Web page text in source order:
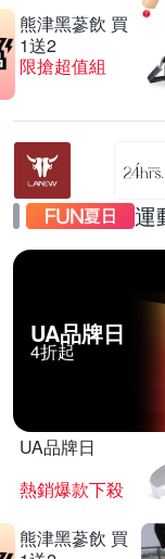
熊津黑蔘飲 買
1送2
限搶超值組
運
UA品牌日
4折起
UA品牌日
熱銷爆款下殺
熊津黑蔘飲 買